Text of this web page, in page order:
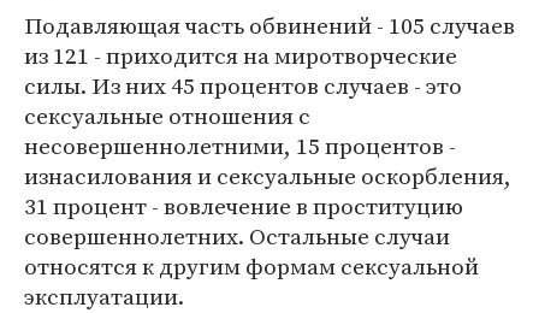
Подавляющая часть обвинений - 105 случаев
из 121 - приходится на миротворческие
силы. Из них 45 процентов случаев - это
сексуальные отношения с
несовершеннолетними, 15 процентов -
изнасилования и сексуальные оскорбления,
31 процент - вовлечение в проституцию
совершеннолетних. Остальные случаи
относятся к другим формам сексуальной
эксплуатации.